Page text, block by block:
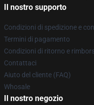
Il nostro supporto
Condizioni di spedizione e
Termini di pagamento
Condizioni di ritorno e
Contattaci
Aiuto del cliente (FAQ)
Whosale
Il nostro negozio